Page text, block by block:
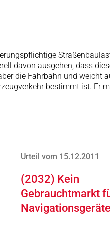
davon ausgehen, dass
die Fahrbahn und weicht
bestimmt ist. Er
Urteil vom 15.12.2011
(2032) Kein
Gebrauchtmarkt
Navigationsgeräte